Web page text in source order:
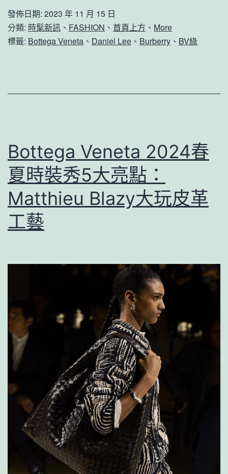
發佈日期: 2023 年 11 月 15 日
分類: 時髦新訊 、 FASHION 、 首頁上方 、 More
標籤: Bottega Veneta 、 Daniel Lee 、 Burberry 、 BV綠
Bottega Veneta 2024春
夏時裝秀5大亮點：
Matthieu Blazy大玩皮革
工藝